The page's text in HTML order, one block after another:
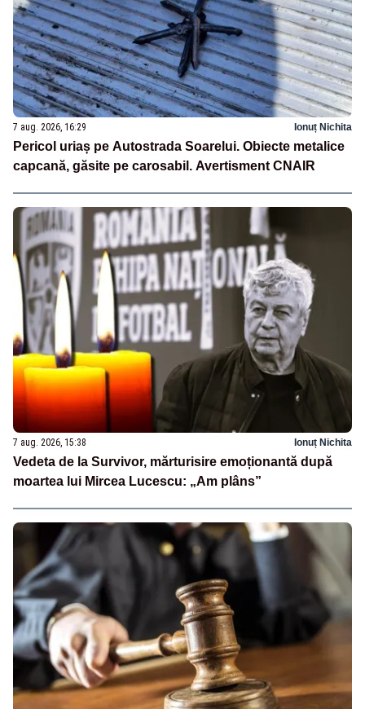
7 aug. 2026, 16:29 Ionuț Nichita
Pericol uriaș pe Autostrada Soarelui. Obiecte metalice
capcană, găsite pe carosabil. Avertisment CNAIR
7 aug. 2026, 15:38 Ionuț Nichita
Vedeta de la Survivor, mărturisire emoționantă după
moartea lui Mircea Lucescu: „Am plâns”